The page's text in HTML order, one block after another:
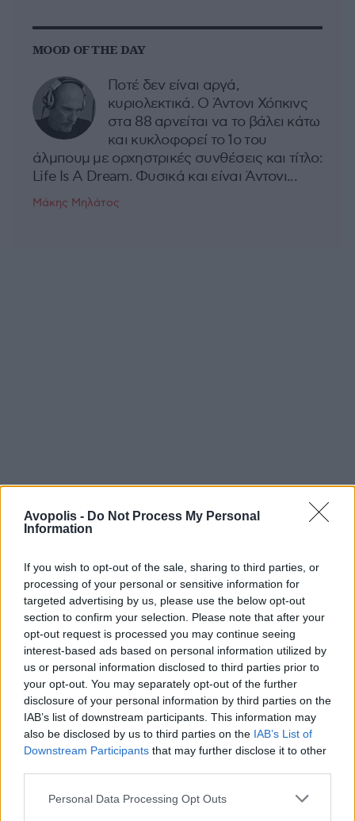
Avopolis - Do Not Process My Personal
Information
If you wish to opt-out of the sale, sharing to third parties, or
processing of your personal or sensitive information for
targeted advertising by us, please use the below opt-out
section to confirm your selection. Please note that after your
opt-out request is processed you may continue seeing
interest-based ads based on personal information utilized by
us or personal information disclosed to third parties prior to
your opt-out. You may separately opt-out of the further
disclosure of your personal information by third parties on the
IAB’s list of downstream participants. This information may
also be disclosed by us to third parties on the IAB’s List of
Downstream Participants that may further disclose it to other
Personal Data Processing Opt Outs
MOOD OF THE DAY
Ποτέ δεν είναι αργά,
κυριολεκτικά. Ο Άντονι Χόπκινς
στα 88 αρνείται να το βάλει κάτω
και κυκλοφορεί το 1ο του
άλμπουμ με ορχηστρικές συνθέσεις και τίτλο:
Life Is A Dream. Φυσικά και είναι Άντονι...
Μάκης Μηλάτος